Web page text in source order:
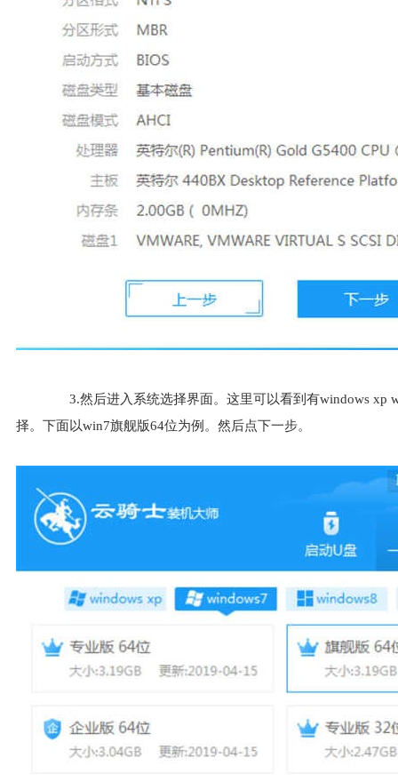
3.然后进入系统选择界面。这里可以看到有windows xp
择。下面以win7旗舰版64位为例。然后点下一步。